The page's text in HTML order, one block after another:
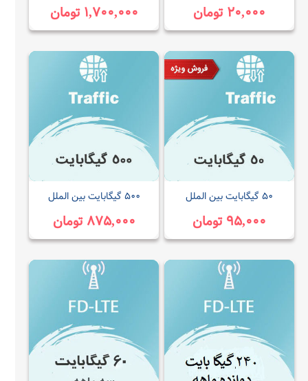
۲۰,۰۰۰ تومان ۱,۷۰۰,۰۰۰ تومان
۵۰ گیگابایت بین الملل
۹۵,۰۰۰ تومان
۵۰۰ گیگابایت بین الملل
۸۷۵,۰۰۰ تومان